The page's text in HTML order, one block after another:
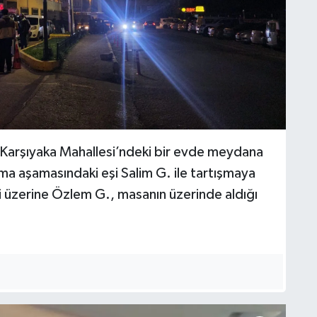
Mahallesi’ndeki bir evde meydana
aşamasındaki eşi Salim G. ile tartışmaya
Özlem G., masanın üzerinde aldığı